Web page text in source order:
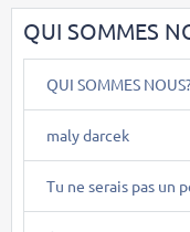
QUI SOMMES
QUI SOMMES
maly darcek
Tu ne serais pas un